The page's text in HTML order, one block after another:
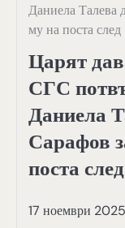
Даниела Талева
му на поста
Царят
СГС
Даниела
Сарафов
поста
17 ноември